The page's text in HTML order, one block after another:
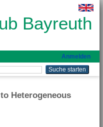
Bayreuth
Anmelden
Heterogeneous